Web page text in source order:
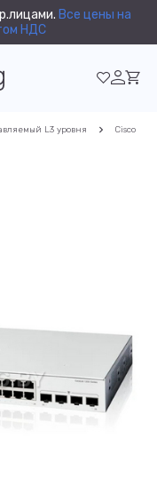
Все цены на
НДС
L3 уровня
Cisco